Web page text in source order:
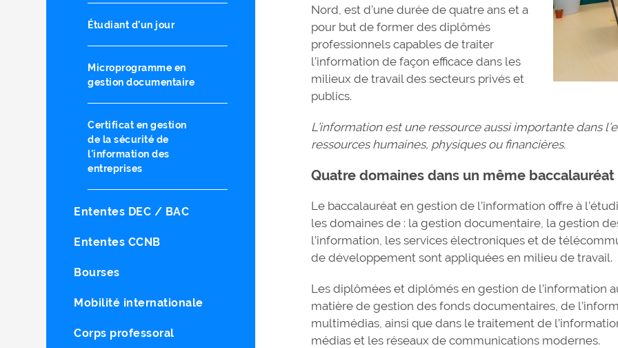
Étudiant d’un jour
Microprogramme en
gestion documentaire
Certificat en gestion
de la sécurité de
l'information des
entreprises
Ententes DEC / BAC
Ententes CCNB
Bourses
Mobilité internationale
Corps professoral
Nord, est d'une durée de quatre ans et a
pour but de former des diplômés
professionnels capables de traiter
l’information de façon efficace dans les
milieux de travail des secteurs privés et
publics.
L’information est une ressource aussi importante dans
ressources humaines, physiques ou financières.
Quatre domaines dans un même baccalauréat
Le baccalauréat en gestion de l’information offre à
les domaines de : la gestion documentaire, la gestion
l’information, les services électroniques et de
de développement sont appliquées en milieu de travail.
Les diplômées et diplômés en gestion de l’information
matière de gestion des fonds documentaires, de
multimédias, ainsi que dans le traitement de
médias et les réseaux de communications modernes.